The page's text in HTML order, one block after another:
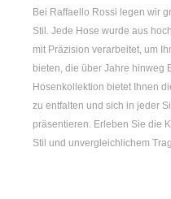
Bei Raffaello Rossi legen wir
Stil. Jede Hose wurde aus
mit Präzision verarbeitet, um
bieten, die über Jahre hinweg
Hosenkollektion bietet Ihnen
zu entfalten und sich in jeder
präsentieren. Erleben Sie die
Stil und unvergleichlichem